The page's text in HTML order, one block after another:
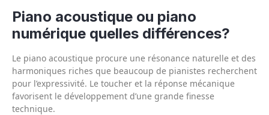
Piano acoustique ou piano
numérique quelles différences?
Le piano acoustique procure une résonance naturelle et des
harmoniques riches que beaucoup de pianistes recherchent
pour l’expressivité. Le toucher et la réponse mécanique
favorisent le développement d’une grande finesse
technique.